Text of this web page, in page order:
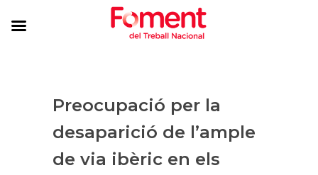
Preocupació per la
desaparició de l’ample
de via ibèric en els